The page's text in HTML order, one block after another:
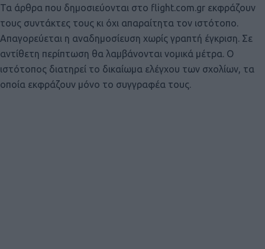
Τα άρθρα που δημοσιεύονται στο flight.com.gr εκφράζουν
τους συντάκτες τους κι όχι απαραίτητα τον ιστότοπο.
Απαγορεύεται η αναδημοσίευση χωρίς γραπτή έγκριση. Σε
αντίθετη περίπτωση θα λαμβάνονται νομικά μέτρα. Ο
ιστότοπος διατηρεί το δικαίωμα ελέγχου των σχολίων, τα
οποία εκφράζουν μόνο το συγγραφέα τους.